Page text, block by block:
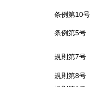
条例第10号
条例第5号
規則第7号
規則第8号